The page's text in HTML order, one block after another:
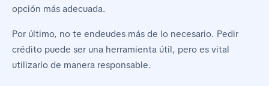
opción más adecuada.
Por último, no te endeudes más de lo necesario. Pedir
crédito puede ser una herramienta útil, pero es vital
utilizarlo de manera responsable.